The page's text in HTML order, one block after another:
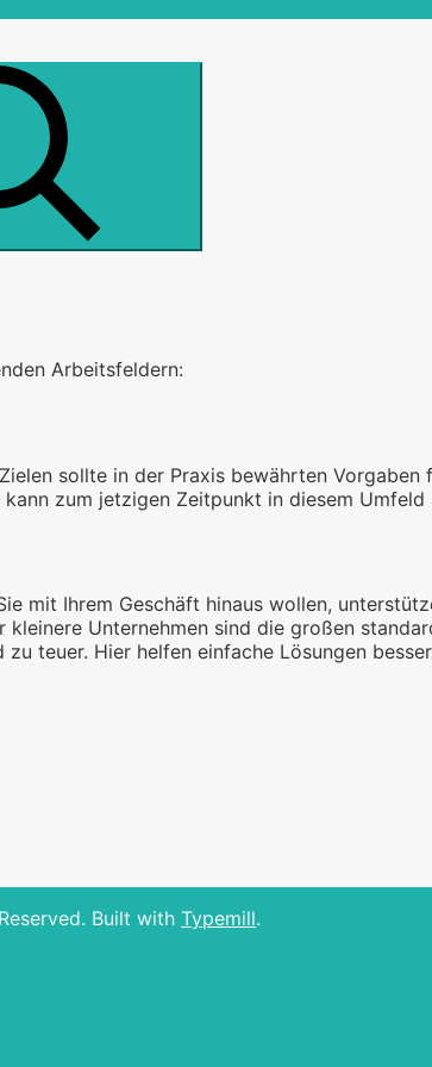
Arbeitsfeldern:
sollte in der Praxis bewährten Vorgaben
zum jetzigen Zeitpunkt in diesem
mit Ihrem Geschäft hinaus wollen,
kleinere Unternehmen sind die großen
teuer. Hier helfen einfache Lösungen
Built with Typemill.